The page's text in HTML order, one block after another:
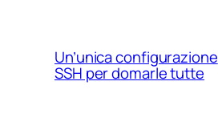
Un’unica configurazione
SSH per domarle tutte